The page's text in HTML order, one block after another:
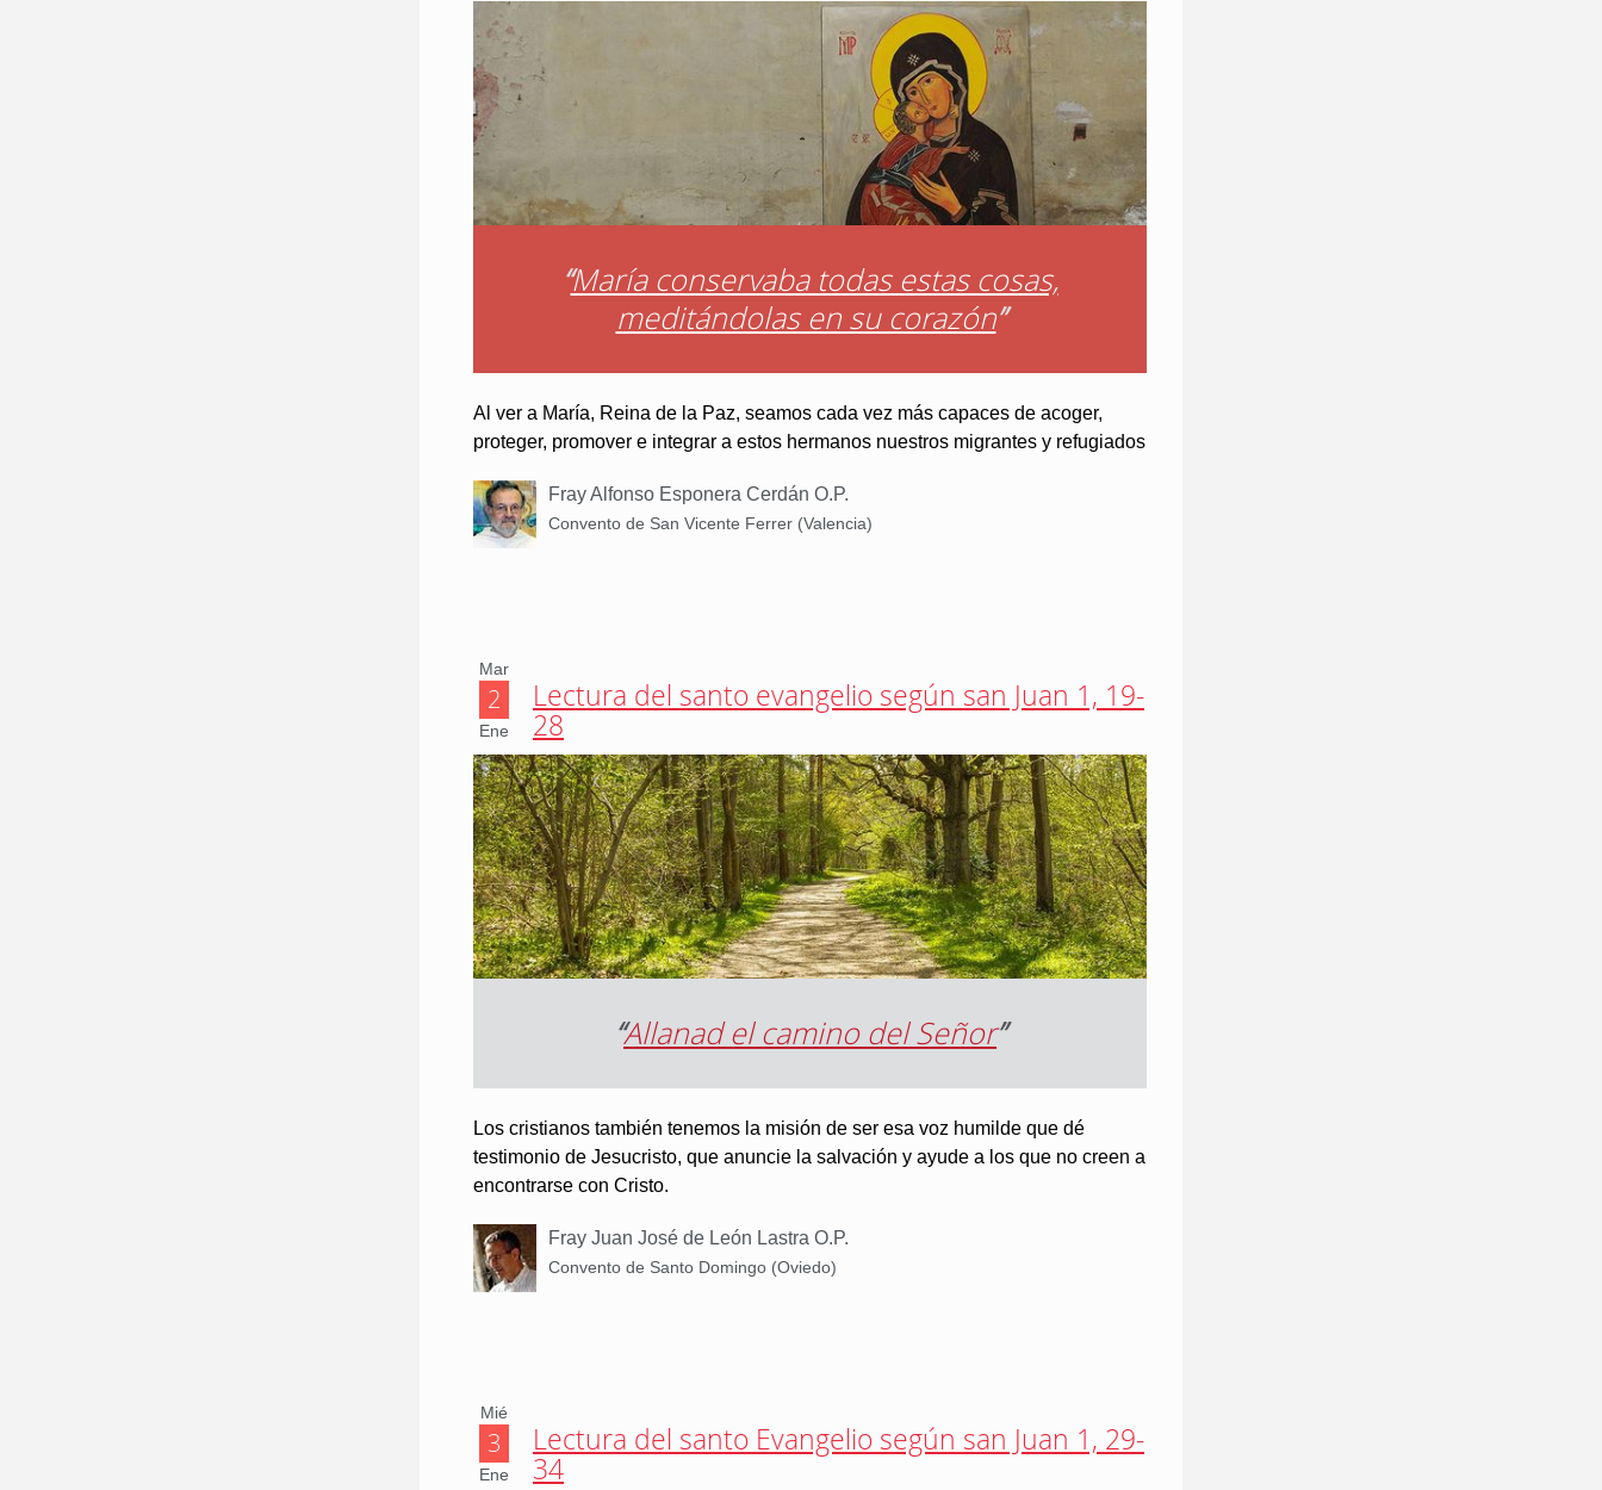
“María conservaba todas estas cosas,
meditándolas en su corazón”
Al ver a María, Reina de la Paz, seamos cada vez más capaces de acoger,
proteger, promover e integrar a estos hermanos nuestros migrantes y refugiados
Fray Alfonso Esponera Cerdán O.P.
Convento de San Vicente Ferrer (Valencia)
Mar
2
Ene
Lectura del santo evangelio según san Juan 1, 19-
28
“Allanad el camino del Señor”
Los cristianos también tenemos la misión de ser esa voz humilde que dé
testimonio de Jesucristo, que anuncie la salvación y ayude a los que no creen a
encontrarse con Cristo.
Fray Juan José de León Lastra O.P.
Convento de Santo Domingo (Oviedo)
Mié
3
Ene
Lectura del santo Evangelio según san Juan 1, 29-
34